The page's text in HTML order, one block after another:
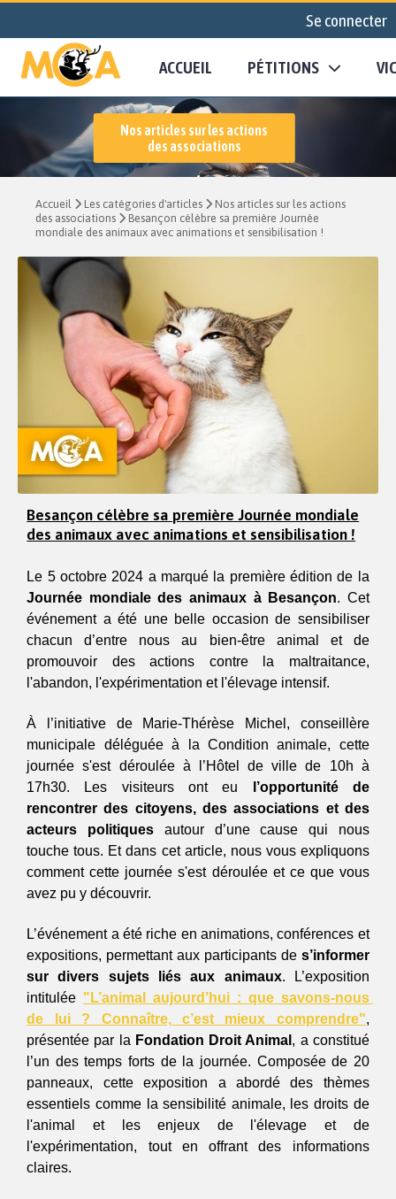
Se connecter
ACCUEIL PÉTITIONS
Nos articles sur les actions
des associations
Accueil Les catégories d'articles
Nos articles sur les actions
des associations
Besançon célèbre sa première Journée
mondiale des animaux avec animations et sensibilisation !
Besançon célèbre sa première Journée mondiale
des animaux avec animations et sensibilisation !
Journée mondiale des animaux à Besançon. Cet
événement a été une belle occasion de sensibiliser
chacun d’entre nous au bien-être animal et de
promouvoir des actions contre la maltraitance,
l'abandon, l'expérimentation et l'élevage intensif.
À l’initiative de Marie-Thérèse Michel, conseillère
municipale déléguée à la Condition animale, cette
journée s'est déroulée à l’Hôtel de ville de 10h à
17h30. Les visiteurs ont eu
l’opportunité de
rencontrer des citoyens, des associations et des
acteurs politiques autour d’une cause qui nous
touche tous. Et dans cet article, nous vous expliquons
comment cette journée s'est déroulée et ce que vous
avez pu y découvrir.
L’événement a été riche en animations, conférences et
expositions, permettant aux participants de s’informer
sur divers sujets liés aux animaux. L’exposition
intitulée "L’animal aujourd’hui : que savons-nous
de lui ? Connaître, c’est mieux comprendre",
présentée par la Fondation Droit Animal , a constitué
l’un des temps forts de la journée. Composée de 20
panneaux, cette exposition a abordé des thèmes
essentiels comme la sensibilité animale, les droits de
l'animal et les enjeux de l'élevage et de
l'expérimentation, tout en offrant des informations
claires.